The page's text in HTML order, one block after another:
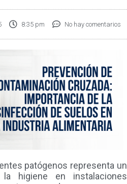
8:35 pm No hay comentarios
patógenos representa un
higiene en instalaciones